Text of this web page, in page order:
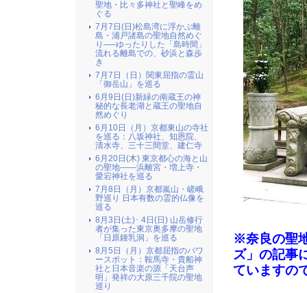
※奈良の聖
ズ」の記事
ていますの
聖地・比々多神社と聖峰をめ
ぐる
7月7日(日)松島湾に浮かぶ離
島・浦戸諸島の聖地自然めぐ
り──ゆったりした「島時間」
流れる離島での、砂浜と森歩
き
7月7日（日）関東屈指の霊山
「御岳山」を巡る
6月9日(日)新緑の南蔵王の神
秘的な長老湖と蔵王の聖地自
然めぐり
6月10日（月）京都東山の寺社
を巡る：八坂神社、知恩院、
清水寺、三十三間堂、建仁寺
6月20日(木) 東京都心の海と山
の聖地――浜離宮・増上寺・
愛宕神社を巡る
7月8日（月）京都嵐山・嵯峨
野巡り 日本有数の霊的仏像を
巡る
8月3日(土)･ 4日(日) 山岳修行
者が集った東京奥多摩の聖地
「日原鍾乳洞」を巡る
8月5日（月）京都屈指のパワ
ースポット：鞍馬寺・貴船神
社と日本音楽の源「天台声
明」発祥の大原三千院の聖地
巡り